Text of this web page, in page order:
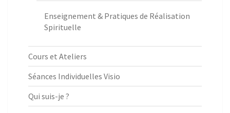
Enseignement & Pratiques de Réalisation
Spirituelle
Cours et Ateliers
Séances Individuelles Visio
Qui suis-je ?